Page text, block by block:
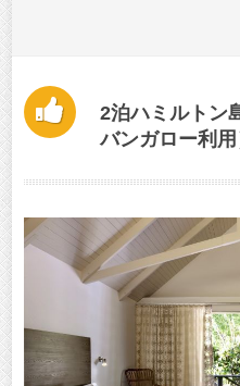
2泊ハミルトン
バンガロー利用